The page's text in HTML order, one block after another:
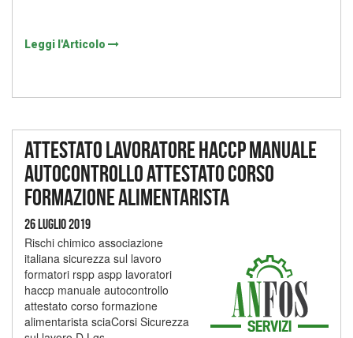
Leggi l'Articolo
Attestato lavoratore haccp manuale
autocontrollo attestato corso
formazione alimentarista
26 Luglio 2019
Rischi chimico associazione
italiana sicurezza sul lavoro
formatori rspp aspp lavoratori
haccp manuale autocontrollo
attestato corso formazione
alimentarista sciaCorsi Sicurezza